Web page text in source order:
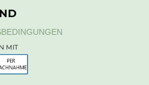
MIT